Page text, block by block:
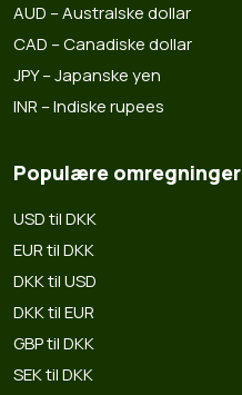
AUD – Australske dollar
CAD – Canadiske dollar
JPY – Japanske yen
INR – Indiske rupees
Populære omregninger
USD til DKK
EUR til DKK
DKK til USD
DKK til EUR
GBP til DKK
SEK til DKK